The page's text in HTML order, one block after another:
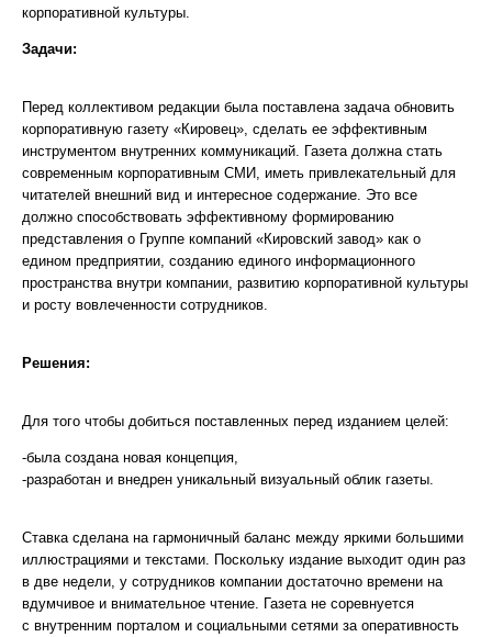
корпоративной культуры.
Задачи:
Перед коллективом редакции была поставлена задача обновить
корпоративную газету «Кировец», сделать ее эффективным
инструментом внутренних коммуникаций. Газета должна стать
современным корпоративным СМИ, иметь привлекательный для
читателей внешний вид и интересное содержание. Это все
должно способствовать эффективному формированию
представления о Группе компаний «Кировский завод» как о
едином предприятии, созданию единого информационного
пространства внутри компании, развитию корпоративной культуры
и росту вовлеченности сотрудников.
Решения:
Для того чтобы добиться поставленных перед изданием целей:
-была создана новая концепция,
-разработан и внедрен уникальный визуальный облик газеты.
Ставка сделана на гармоничный баланс между яркими большими
иллюстрациями и текстами. Поскольку издание выходит один раз
в две недели, у сотрудников компании достаточно времени на
вдумчивое и внимательное чтение. Газета не соревнуется
с внутренним порталом и социальными сетями за оперативность